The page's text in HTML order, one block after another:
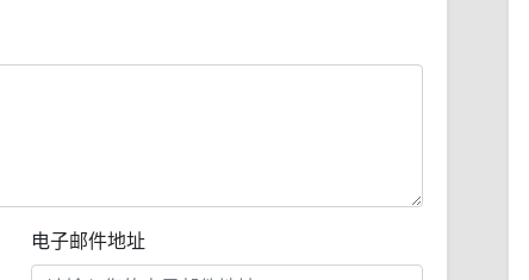
电子邮件地址